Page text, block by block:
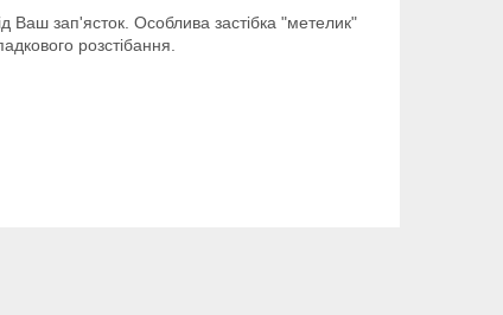
Ваш зап'ясток. Особлива застібка "метелик"
розстібання.